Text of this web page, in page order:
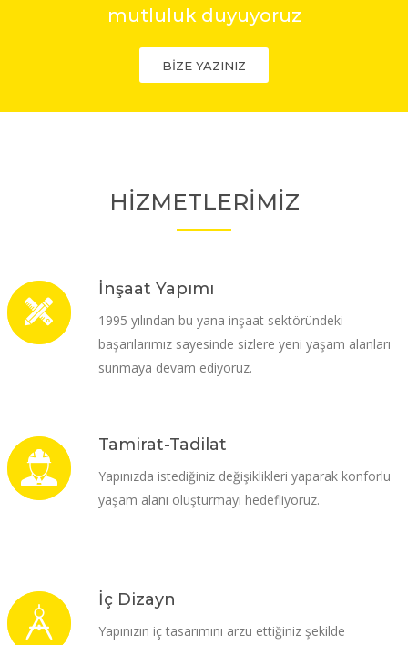
mutluluk duyuyoruz
BİZE YAZINIZ
HİZMETLERİMİZ
İnşaat Yapımı
1995 yılından bu yana inşaat sektöründeki
başarılarımız sayesinde sizlere yeni yaşam alanları
sunmaya devam ediyoruz.
Tamirat-Tadilat
Yapınızda istediğiniz değişiklikleri yaparak konforlu
yaşam alanı oluşturmayı hedefliyoruz.
İç Dizayn
Yapınızın iç tasarımını arzu ettiğiniz şekilde